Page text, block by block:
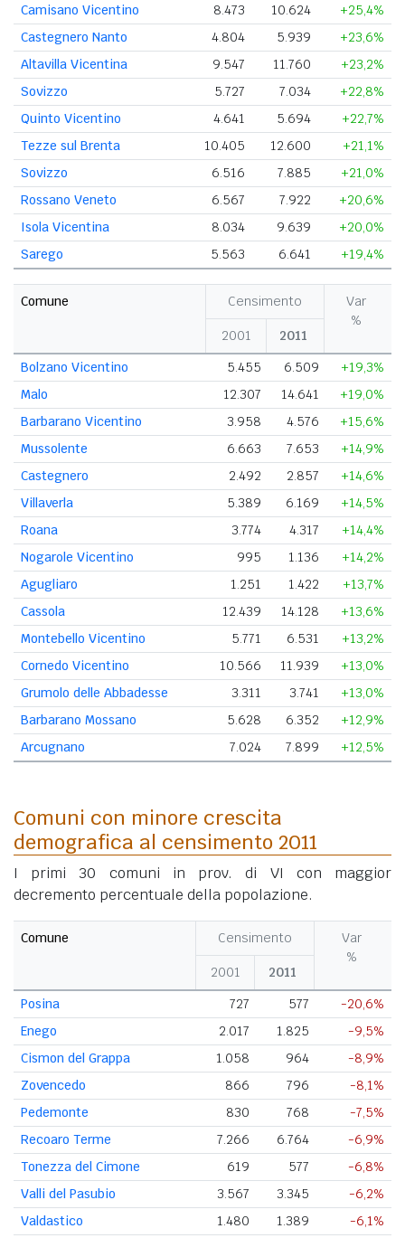
Camisano Vicentino
8.473 10.624
+25,4%
Castegnero Nanto
4.804 5.939
+23,6%
Altavilla Vicentina
9.547 11.760
+23,2%
Sovizzo
5.727 7.034
+22,8%
Quinto Vicentino
4.641 5.694
+22,7%
Tezze sul Brenta
10.405 12.600
+21,1%
Sovizzo
6.516 7.885
+21,0%
Rossano Veneto
6.567 7.922
+20,6%
Isola Vicentina
8.034 9.639
+20,0%
Sarego
5.563 6.641 +19,4%
Comune Censimento
Var
%
2001
2011
Bolzano Vicentino
5.455 6.509
+19,3%
Malo
12.307 14.641
+19,0%
Barbarano Vicentino
3.958 4.576
+15,6%
Mussolente
6.663 7.653
+14,9%
Castegnero
2.492 2.857
+14,6%
Villaverla
5.389 6.169
+14,5%
Roana
3.774 4.317
+14,4%
Nogarole Vicentino
995 1.136
+14,2%
Agugliaro
1.251 1.422
+13,7%
Cassola
12.439 14.128
+13,6%
Montebello Vicentino
5.771 6.531
+13,2%
Cornedo Vicentino
10.566 11.939
+13,0%
Grumolo delle Abbadesse
3.311 3.741
+13,0%
Barbarano Mossano
5.628 6.352
+12,9%
Arcugnano
7.024 7.899 +12,5%
Comuni con minore crescita
demografica al censimento 2011
I primi 30 comuni in prov. di VI con maggior
decremento percentuale della popolazione.
Comune Censimento
Var
%
2001
2011
Posina
727 577
-20,6%
Enego
2.017 1.825
-9,5%
Cismon del Grappa
1.058 964
-8,9%
Zovencedo
866 796
-8,1%
Pedemonte
830 768
-7,5%
Recoaro Terme
7.266 6.764
-6,9%
Tonezza del Cimone
619 577
-6,8%
Valli del Pasubio
3.567 3.345
-6,2%
Valdastico
1.480 1.389 -6,1%